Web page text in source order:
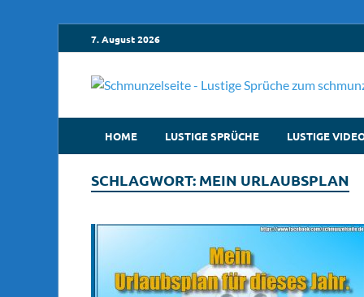
7. August 2026
HOME
LUSTIGE SPRÜCHE LUSTIGE
SCHLAGWORT: MEIN URLAUBSPLAN